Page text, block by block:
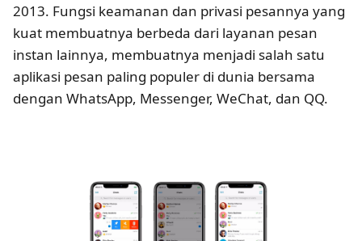
2013. Fungsi keamanan dan privasi pesannya yang
kuat membuatnya berbeda dari layanan pesan
instan lainnya, membuatnya menjadi salah satu
aplikasi pesan paling populer di dunia bersama
dengan WhatsApp, Messenger, WeChat, dan QQ.